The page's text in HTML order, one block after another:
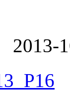
2013-